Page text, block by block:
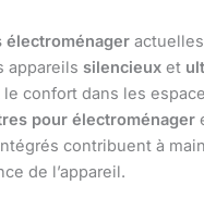
électroménager
appareils silencieux et
confort dans les
pour électroménager
contribuent à
de l’appareil.